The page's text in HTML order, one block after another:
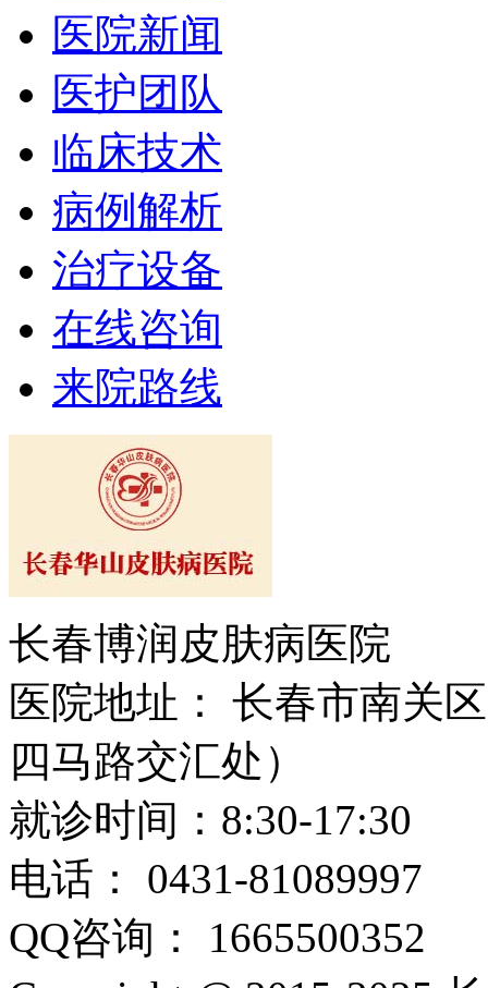
医院新闻
医护团队
临床技术
病例解析
治疗设备
在线咨询
来院路线
长春博润皮肤病医院
医院地址： 长春市南关
四马路交汇处）
就诊时间：8:30-17:30
电话： 0431-81089997
QQ咨询： 1665500352